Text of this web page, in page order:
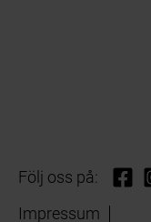
Följ oss på:
Impressum